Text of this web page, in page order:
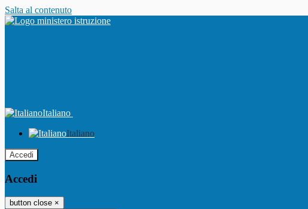
Salta al contenuto
Italiano
Italiano
Accedi
Accedi
button close ×